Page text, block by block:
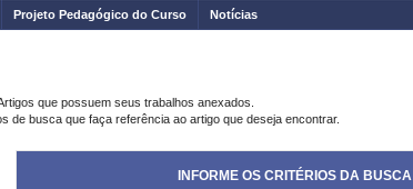
Projeto Pedagógico do Curso Notícias
que possuem seus trabalhos anexados.
de busca que faça referência ao artigo que deseja encontrar.
INFORME OS CRITÉRIOS DA BUSCA